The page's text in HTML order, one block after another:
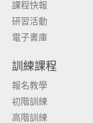
課程快報
研習活動
電子書庫
訓練課程
報名教學
初階訓練
高階訓練